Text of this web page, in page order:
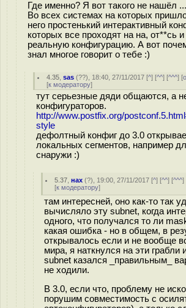
Где именно? Я вот такого не нашёл
Во всех системах на которых
него простенький интерактивный
которых все проходят на на, от**сь
реальную конфигурацию. А вот
знал многое говорит о тебе :)
4.35 ,sas (??), 18:40, 27/11/2017 [^] [^^] [^^^] [
[к модератору]
тут серьезные дяди общаются, а
конфигураторов.
http://www.postfix.org/
style
дефолтный конфиг до 3.0
локальных сегментов, например
снаружи :)
5.37 ,нах (?), 19:00, 27/11/2017 [^] [^^] [^^^]
[к модератору]
там интересней, оно как-то так
вычисляло эту subnet, когда
одного, что получался то ли
какая ошибка - но в общем, в
открывалось если и не вообще
мира, я наткнулся на эти грабли
subnet казался _правильным_
не ходили.
В 3.0, если что, проблему не
порушим совместимость с